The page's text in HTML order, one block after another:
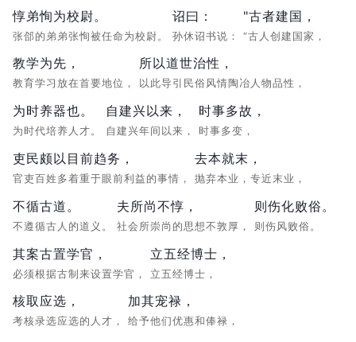
惇弟恂为校尉。
张郃的弟弟张恂被任命为校尉。
诏曰：
孙休诏书说：
"古者建国，
“古人创建国家，
教学为先，
教育学习放在首要地位，
所以道世治性，
以此导引民俗风情陶冶人物品性，
为时养器也。
为时代培养人才。
自建兴以来，
自建兴年间以来，
时事多故，
时事多变，
吏民颇以目前趋务，
官吏百姓多着重于眼前利益的事情，
去本就末，
抛弃本业，专近末业，
不循古道。
不遵循古人的道义。
夫所尚不惇，
社会所崇尚的思想不敦厚，
则伤化败俗。
则伤风败俗。
其案古置学官，
必须根据古制来设置学官，
立五经博士，
立五经博士，
核取应选，
考核录选应选的人才，
加其宠禄，
给予他们优惠和俸禄，